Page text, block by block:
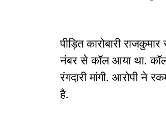
पीड़ित कारोबारी
नंबर से कॉल आया था.
रंगदारी मांगी. आरोपी ने
है.